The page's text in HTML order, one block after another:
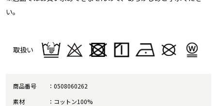
い。
取扱い
商品番号
0508060262
素材
コットン100%